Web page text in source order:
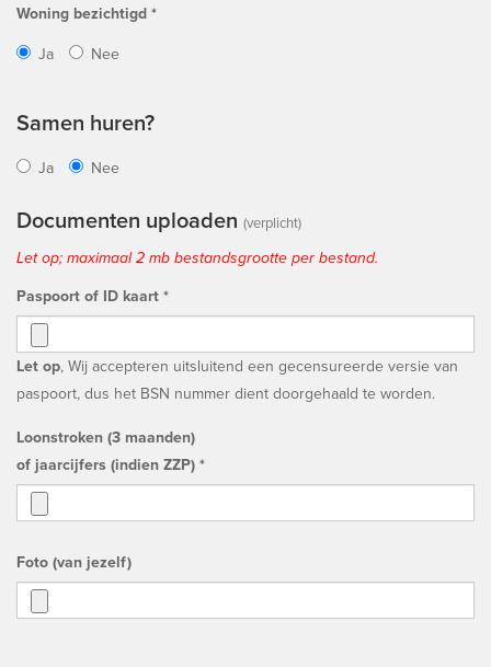
Woning bezichtigd *
Ja Nee
Samen huren?
Ja Nee
Documenten uploaden (verplicht)
Let op; maximaal 2 mb bestandsgrootte per bestand.
Paspoort of ID kaart *
Let op, Wij accepteren uitsluitend een gecensureerde versie van
paspoort, dus het BSN nummer dient doorgehaald te worden.
Loonstroken (3 maanden)
of jaarcijfers (indien ZZP) *
Foto (van jezelf)